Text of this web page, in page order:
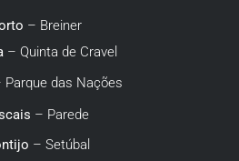
– Breiner
– Quinta de Cravel
Parque das Nações
– Parede
– Setúbal